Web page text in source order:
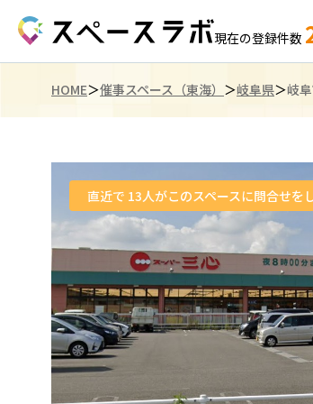
現在の登録件数
HOME 催事スペース（東海） 岐阜県 岐
直近で 13人がこのスペースに問合せを